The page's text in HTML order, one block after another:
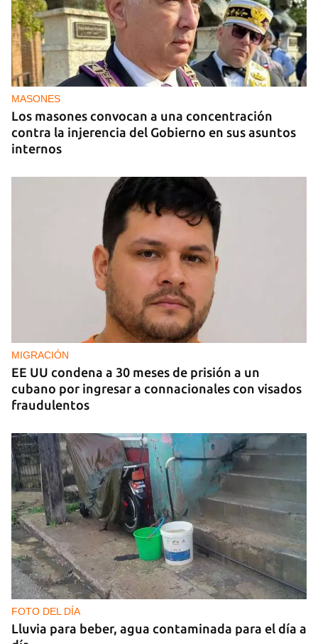
MIAMI
La hija de un diplomático castrista expulsado de
EE UU en 2003 está bajo custodia del ICE
MASONES
Los masones convocan a una concentración
contra la injerencia del Gobierno en sus asuntos
internos
MIGRACIÓN
EE UU condena a 30 meses de prisión a un
cubano por ingresar a connacionales con visados
fraudulentos
FOTO DEL DÍA
Lluvia para beber, agua contaminada para el día a